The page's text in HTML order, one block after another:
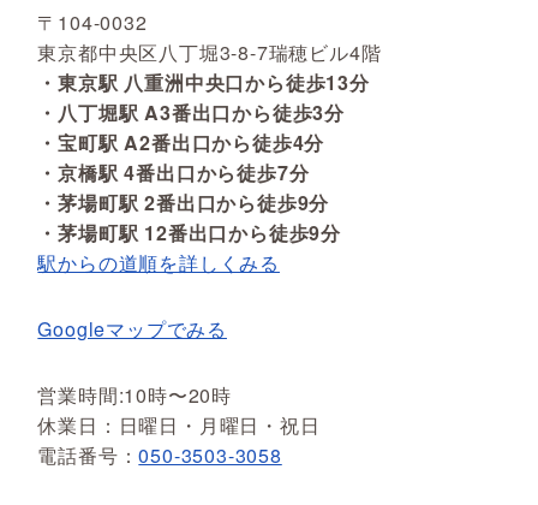
〒104-0032
東京都中央区八丁堀3-8-7瑞穂ビル4階
・東京駅 八重洲中央口から徒歩13分
・八丁堀駅 A3番出口から徒歩3分
・宝町駅 A2番出口から徒歩4分
・京橋駅 4番出口から徒歩7分
・茅場町駅 2番出口から徒歩9分
・茅場町駅 12番出口から徒歩9分
駅からの道順を詳しくみる
Googleマップでみる
営業時間:10時〜20時
休業日：日曜日・月曜日・祝日
電話番号：050-3503-3058